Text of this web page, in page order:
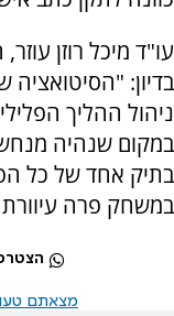
עו"ד מיכל רוזן
בדיון:
ניהול ההליך
בתיק אחד של כל
במשחק פרה עיוורת
מצאתם